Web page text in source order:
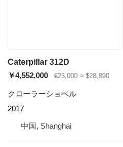
Caterpillar 312D
￥4,552,000
€25,000 ≈ $28,890
クローラーショベル
2017
中国, Shanghai